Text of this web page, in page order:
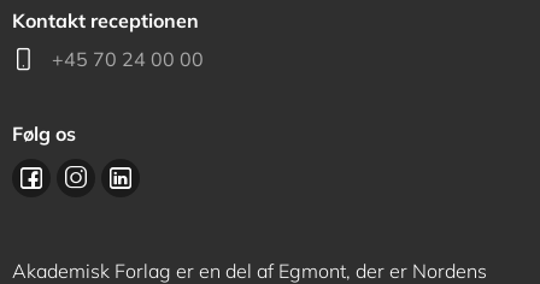
Kontakt receptionen
+45 70 24 00 00
Følg os
Akademisk Forlag er en del af Egmont, der er Nordens